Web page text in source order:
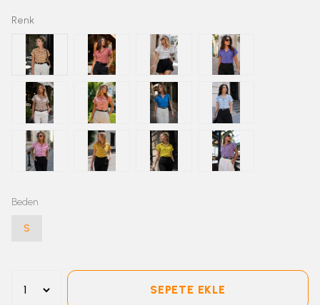
Renk
Beden
S
SEPETE EKLE